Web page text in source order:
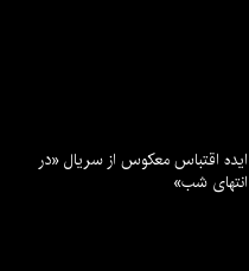
ایده اقتباس معکوس از سریال «در
انتهای شب»